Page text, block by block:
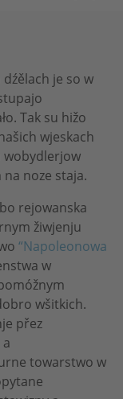
je so w
Tak su hižo
wjeskach
wobydlerjow
na noze staja.
rejowanska
žiwjenju
“Napoleonowa
w
wšitkich.
přez
towarstwo w